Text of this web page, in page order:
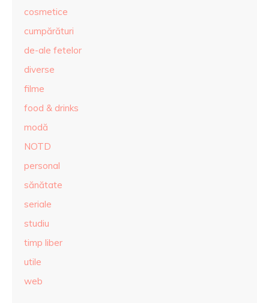
cosmetice
cumpărături
de-ale fetelor
diverse
filme
food & drinks
modă
NOTD
personal
sănătate
seriale
studiu
timp liber
utile
web